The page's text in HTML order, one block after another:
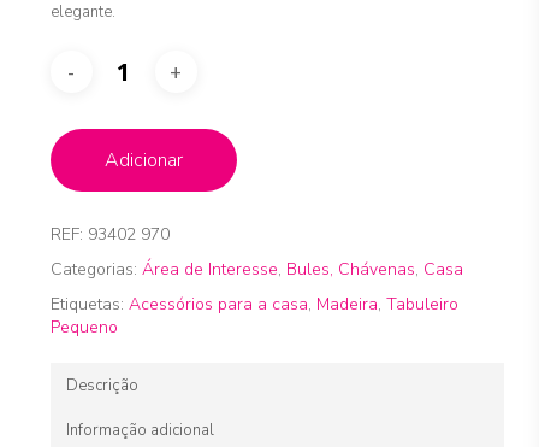
elegante.
Adicionar
REF: 93402 970
Categorias: Área de Interesse, Bules, Chávenas, Casa
Etiquetas: Acessórios para a casa, Madeira, Tabuleiro
Pequeno
Descrição
Informação adicional